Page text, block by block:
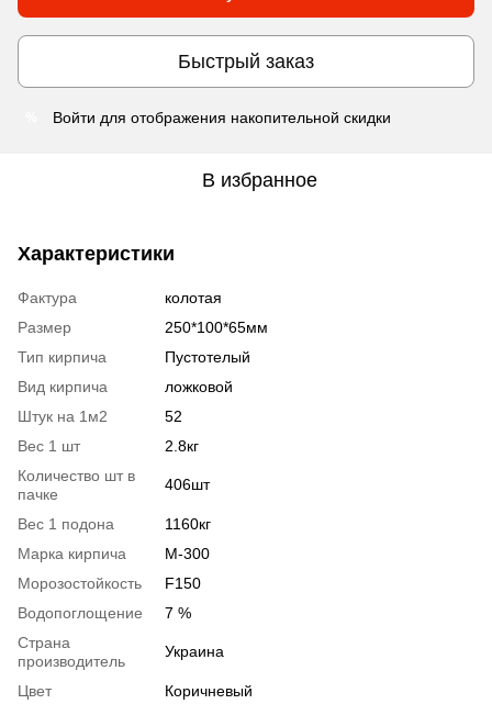
Быстрый заказ
Войти для отображения накопительной скидки
В избранное
Характеристики
Фактура
колотая
Размер
250*100*65мм
Тип кирпича
Пустотелый
Вид кирпича
ложковой
Штук на 1м2
52
Вес 1 шт
2.8кг
Количество шт в
пачке
406шт
Вес 1 подона
1160кг
Марка кирпича
М-300
Морозостойкость
F150
Водопоглощение
7 %
Страна
производитель
Украина
Цвет Коричневый